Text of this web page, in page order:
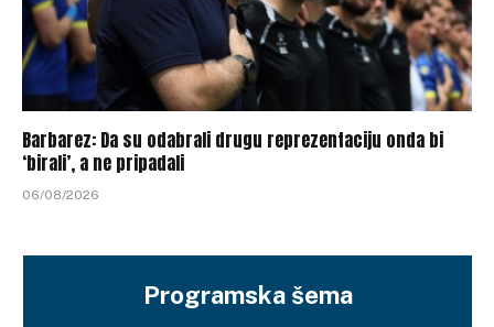
Barbarez: Da su odabrali drugu reprezentaciju onda bi
‘birali’, a ne pripadali
06/08/2026
Programska šema